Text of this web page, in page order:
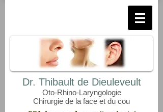
Dr. Thibault de Dieuleveult
Oto-Rhino-Laryngologie
Chirurgie de la face et du cou